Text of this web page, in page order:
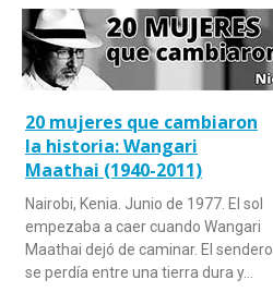
20 mujeres que cambiaron
la historia: Wangari
Maathai (1940-2011)
Nairobi, Kenia. Junio de 1977. El sol
empezaba a caer cuando Wangari
Maathai dejó de caminar. El sendero
se perdía entre una tierra dura y…